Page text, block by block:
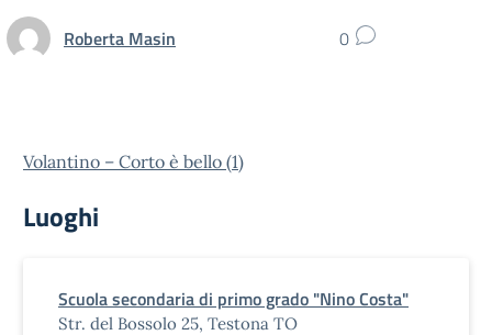
Roberta Masin 0
Volantino – Corto è bello (1)
Luoghi
Scuola secondaria di primo grado "Nino Costa"
Str. del Bossolo 25, Testona TO